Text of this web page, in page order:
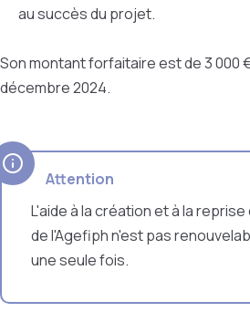
au succès du projet.
Son montant forfaitaire est de 3 000 €
décembre 2024.
Attention
L'aide à la création et à la
de l'Agefiph n'est pas
une seule fois.